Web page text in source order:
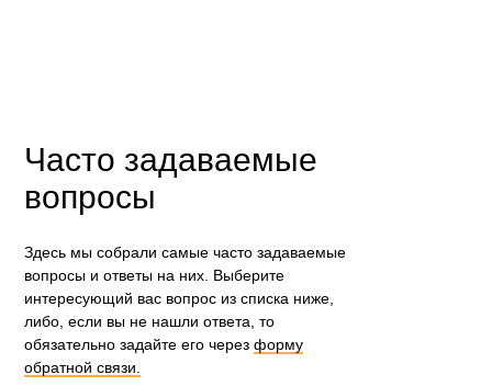
Часто задаваемые
вопросы
Здесь мы собрали самые часто задаваемые
вопросы и ответы на них. Выберите
интересующий вас вопрос из списка ниже,
либо, если вы не нашли ответа, то
обязательно задайте его черезформу
обратной связи.